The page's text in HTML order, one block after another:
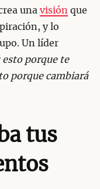
una visión que
y lo
Un líder
esto porque te
porque cambiará
tus